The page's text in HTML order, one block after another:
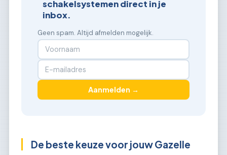
schakelsystemen direct in je
inbox.
Geen spam. Altijd afmelden mogelijk.
Aanmelden →
De beste keuze voor jouw Gazelle